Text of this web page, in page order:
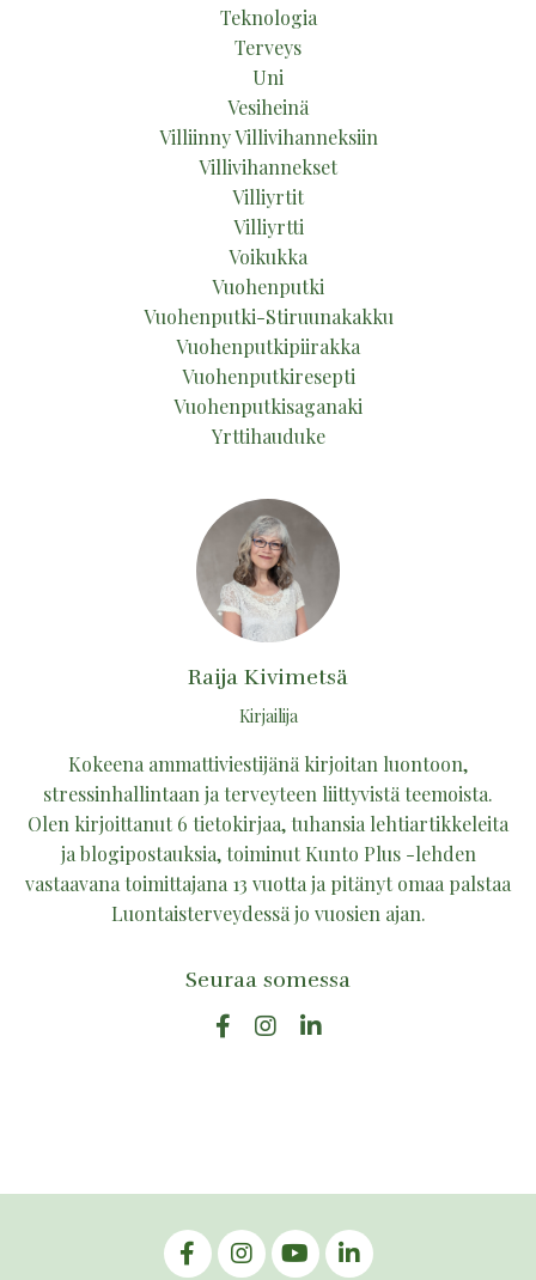
Teknologia
Terveys
Uni
Vesiheinä
Villiinny Villivihanneksiin
Villivihannekset
Villiyrtit
Villiyrtti
Voikukka
Vuohenputki
Vuohenputki-Stiruunakakku
Vuohenputkipiirakka
Vuohenputkiresepti
Vuohenputkisaganaki
Yrttihauduke
Raija Kivimetsä
Kirjailija
Kokeena ammattiviestijänä kirjoitan luontoon,
stressinhallintaan ja terveyteen liittyvistä teemoista.
Olen kirjoittanut 6 tietokirjaa, tuhansia lehtiartikkeleita
ja blogipostauksia, toiminut Kunto Plus -lehden
vastaavana toimittajana 13 vuotta ja pitänyt omaa palstaa
Luontaisterveydessä jo vuosien ajan.
Seuraa somessa